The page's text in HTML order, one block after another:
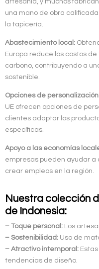
una mano de obra
la tapicería.
Abastecimiento local:
Europa reduce los costos
carbono, contribuyendo a
sostenible.
Opciones de
UE ofrecen opciones de
clientes adaptar los
específicas.
Apoyo a las economías
empresas pueden ayudar a
crear empleos en la región.
Nuestra colección
de Indonesia:
– Toque personal: Los
– Sostenibilidad: Uso de
– Atractivo intemporal:
tendencias de diseño.